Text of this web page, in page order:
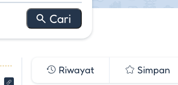
Riwayat Simpan